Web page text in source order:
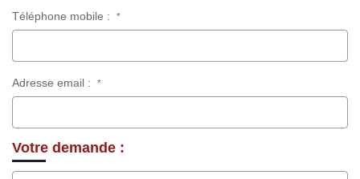
Téléphone mobile : *
Adresse email : *
Votre demande :